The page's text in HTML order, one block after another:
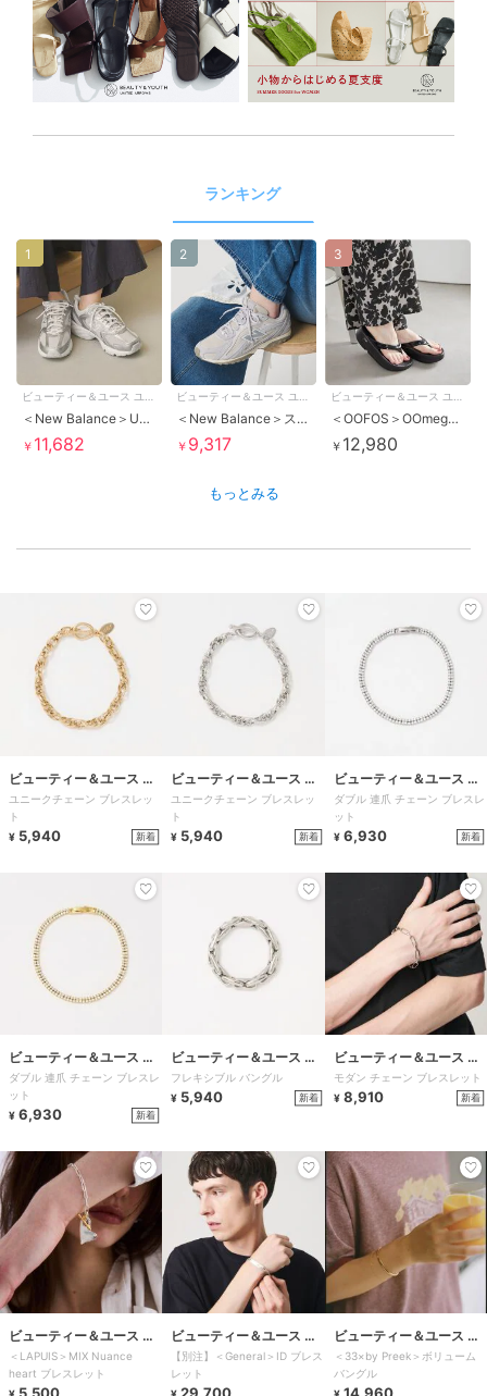
ランキング
＜New Balance＞U530 メタリックカラー スニーカー
￥ 11,682
1
＜New Balance＞スエード U204L スニーカー
￥ 9,317
2
＜OOFOS＞OOmega サンダル
￥ 12,980
3
もっとみる
ビューティー＆ユース ユ
ナイテッドアローズ
ユニークチェーン ブレスレッ
ト
¥ 5,940 新着
ビューティー＆ユース ユ
ナイテッドアローズ
ユニークチェーン ブレスレッ
ト
¥ 5,940 新着
ビューティー＆ユース ユ
ナイテッドアローズ
ダブル 連爪 チェーン ブレスレ
ット
¥ 6,930 新着
ビューティー＆ユース ユ
ナイテッドアローズ
ダブル 連爪 チェーン ブレスレ
ット
¥ 6,930 新着
ビューティー＆ユース ユ
ナイテッドアローズ
フレキシブル バングル
¥ 5,940 新着
ビューティー＆ユース ユ
ナイテッドアローズ
モダン チェーン ブレスレット
¥ 8,910 新着
ビューティー＆ユース ユ
ナイテッドアローズ
＜LAPUIS＞MIX Nuance
heart ブレスレット
ビューティー＆ユース ユ
ナイテッドアローズ
【別注】＜General＞ID ブレス
レット
ビューティー＆ユース ユ
ナイテッドアローズ
＜33×by Preek＞ボリューム
バングル